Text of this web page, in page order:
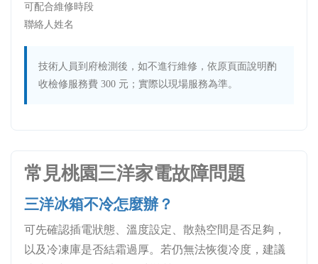
可配合維修時段
聯絡人姓名
技術人員到府檢測後，如不進行維修，依原頁面說明酌
收檢修服務費 300 元；實際以現場服務為準。
常見桃園三洋家電故障問題
三洋冰箱不冷怎麼辦？
可先確認插電狀態、溫度設定、散熱空間是否足夠，
以及冷凍庫是否結霜過厚。若仍無法恢復冷度，建議